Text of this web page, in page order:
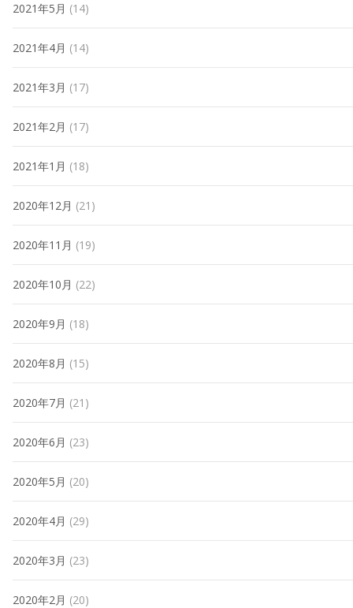
2021年5月 (14)
2021年4月 (14)
2021年3月 (17)
2021年2月 (17)
2021年1月 (18)
2020年12月 (21)
2020年11月 (19)
2020年10月 (22)
2020年9月 (18)
2020年8月 (15)
2020年7月 (21)
2020年6月 (23)
2020年5月 (20)
2020年4月 (29)
2020年3月 (23)
2020年2月 (20)